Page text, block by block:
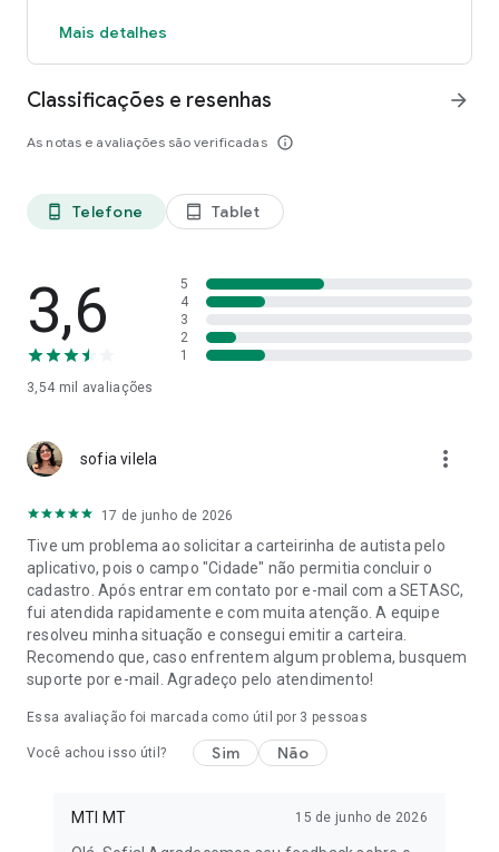
Mais detalhes
Classificações e resenhas
As notas e avaliações são verificadas info_outline
arrow_forward
phone_android Telefone tablet_android Tablet
3,6
3,54 mil avaliações
5
4
3
2
1
sofia vilela more_vert
17 de junho de 2026
Tive um problema ao solicitar a carteirinha de autista pelo
aplicativo, pois o campo "Cidade" não permitia concluir o
cadastro. Após entrar em contato por e-mail com a SETASC,
fui atendida rapidamente e com muita atenção. A equipe
resolveu minha situação e consegui emitir a carteira.
Recomendo que, caso enfrentem algum problema, busquem
suporte por e-mail. Agradeço pelo atendimento!
Essa avaliação foi marcada como útil por 3 pessoas
Você achou isso útil? Sim Não
MTI MT 15 de junho de 2026